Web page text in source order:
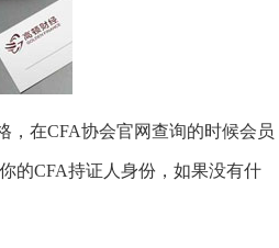
在CFA协会官网查询的时候会员
的CFA持证人身份，如果没有什